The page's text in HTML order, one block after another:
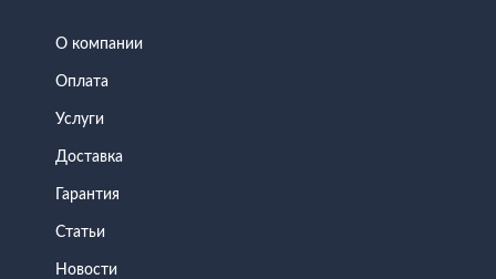
О компании
Оплата
Услуги
Доставка
Гарантия
Статьи
Новости